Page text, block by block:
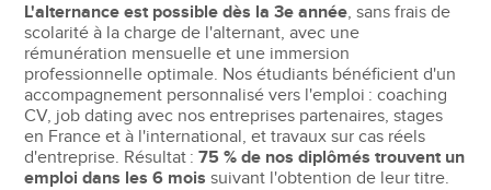
L'alternance est possible dès la 3e année, sans frais de
scolarité à la charge de l'alternant, avec une
rémunération mensuelle et une immersion
professionnelle optimale. Nos étudiants bénéficient d'un
accompagnement personnalisé vers l'emploi : coaching
CV, job dating avec nos entreprises partenaires, stages
en France et à l'international, et travaux sur cas réels
d'entreprise. Résultat :75 % de nos diplômés trouvent un
emploi dans les 6 mois suivant l'obtention de leur titre.